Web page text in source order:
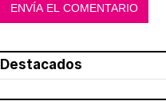
Destacados